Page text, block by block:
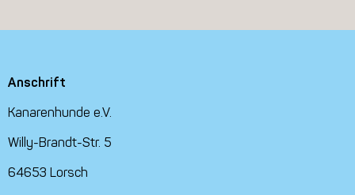
Anschrift
Kanarenhunde e.V.
Willy-Brandt-Str. 5
64653 Lorsch